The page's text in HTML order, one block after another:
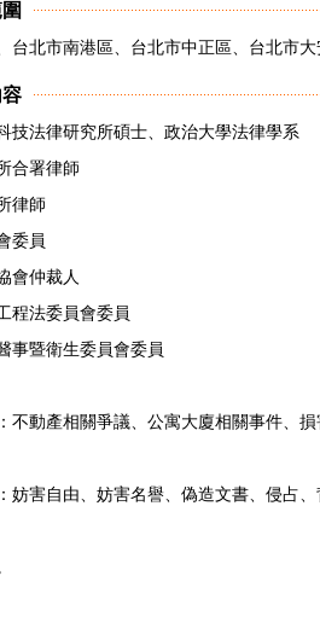
台北市南港區、台北市中正區、台北市
技法律研究所碩士、政治大學法律學系
合署律師
律師
委員
會仲裁人
程法委員會委員
事暨衛生委員會委員
不動產相關爭議、公寓大廈相關事件、
妨害自由、妨害名譽、偽造文書、侵占、